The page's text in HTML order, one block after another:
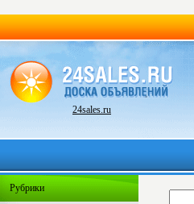
24sales.ru
Рубрики